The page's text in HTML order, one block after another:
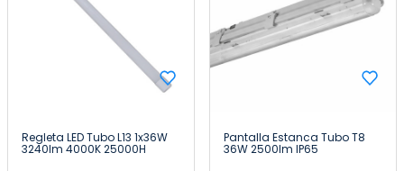
Regleta LED Tubo L13 1x36W
3240lm 4000K 25000H
Pantalla Estanca Tubo T8
36W 2500lm IP65